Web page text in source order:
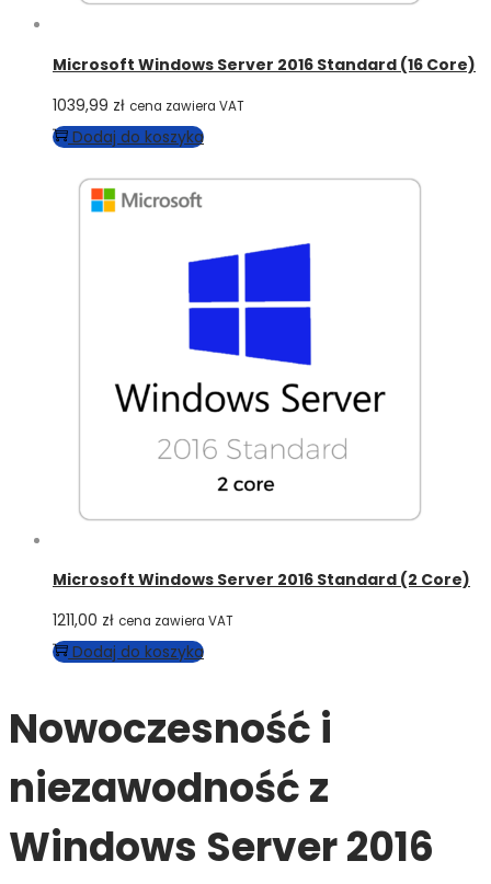
Microsoft Windows Server 2016 Standard (16 Core)
1039,99 zł cena zawiera VAT
Dodaj do koszyka
Microsoft Windows Server 2016 Standard (2 Core)
1211,00 zł cena zawiera VAT
Dodaj do koszyka
Nowoczesność i
niezawodność z
Windows Server 2016